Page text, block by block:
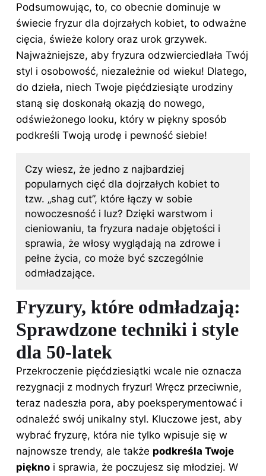
Podsumowując, to, co obecnie dominuje w
świecie fryzur dla dojrzałych kobiet, to odważne
cięcia, świeże kolory oraz urok grzywek.
Najważniejsze, aby fryzura odzwierciedlała Twój
styl i osobowość, niezależnie od wieku! Dlatego,
do dzieła, niech Twoje pięćdziesiąte urodziny
staną się doskonałą okazją do nowego,
odświeżonego looku, który w piękny sposób
podkreśli Twoją urodę i pewność siebie!
Czy wiesz, że jedno z najbardziej
popularnych cięć dla dojrzałych kobiet to
tzw. „shag cut”, które łączy w sobie
nowoczesność i luz? Dzięki warstwom i
cieniowaniu, ta fryzura nadaje objętości i
sprawia, że włosy wyglądają na zdrowe i
pełne życia, co może być szczególnie
odmładzające.
Fryzury, które odmładzają:
Sprawdzone techniki i style
dla 50-latek
Przekroczenie pięćdziesiątki wcale nie oznacza
rezygnacji z modnych fryzur! Wręcz przeciwnie,
teraz nadeszła pora, aby poeksperymentować i
odnaleźć swój unikalny styl. Kluczowe jest, aby
wybrać fryzurę, która nie tylko wpisuje się w
najnowsze trendy, ale także podkreśla Twoje
piękno i sprawia, że poczujesz się młodziej. W